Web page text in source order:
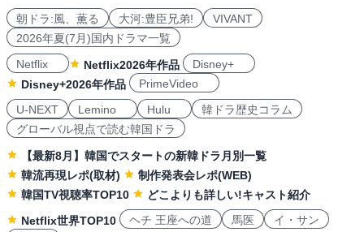
朝ドラ:風、薫る 大河:豊臣兄弟!
VIVANT
2026年夏(7月)国内ドラマ一覧
Netflix
Netflix2026年作品
Disney+
Disney+2026年作品
PrimeVideo
U-NEXT
Lemino Hulu
韓ドラ歴史コラム
グローバル視点で読む韓国ドラ
【最新8月】韓国でスタートの新韓ドラ月別一覧
韓流再現レポ(取材)
制作発表会レポ(WEB)
韓国TV視聴率TOP10
どこよりも詳しい!キャスト紹介
Netflix世界TOP10
ヘチ 王座への道 馬医
イ・サン